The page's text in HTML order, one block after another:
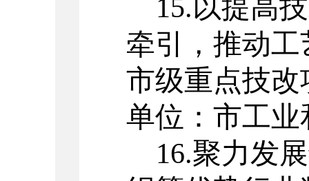
15.以提高
牵引，推动
市级重点技改
单位：市工
16.聚力发